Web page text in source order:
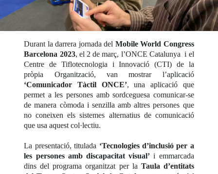
Durant la darrera jornada del Mobile World Congress
Barcelona 2023, el 2 de març, l’ONCE Catalunya i el
Centre de Tiflotecnologia i Innovació (CTI) de la
pròpia Organització, van mostrar l’aplicació
‘Comunicador Tàctil ONCE’, una aplicació que
permet a les persones amb sordceguesa comunicar-se
de manera còmoda i senzilla amb altres persones que
no coneixen els sistemes alternatius de comunicació
que usa aquest col·lectiu.
La presentació, titulada ‘Tecnologies d’inclusió per a
les persones amb discapacitat visual’ i emmarcada
dins del programa organitzat per la Taula d’entitats